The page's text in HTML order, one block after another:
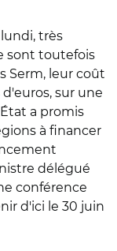
très
sont toutefois
Serm, leur coût
sur une
a promis
à financer
délégué
conférence
d'ici le 30 juin